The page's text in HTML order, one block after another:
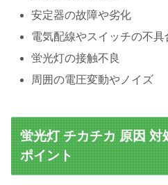
安定器の故障や劣化
電気配線やスイッチの不具
蛍光灯の接触不良
周囲の電圧変動やノイズ
蛍光灯 チカチカ 原因
ポイント